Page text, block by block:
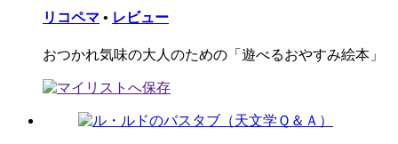
リコペマ • レビュー
おつかれ気味の大人のための「遊べるおやすみ絵本」